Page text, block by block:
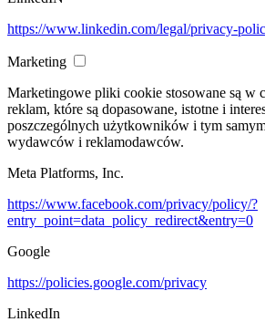
https://www.linkedin.com/legal/privacy-
Marketing
Marketingowe pliki cookie stosowane są w
reklam, które są dopasowane, istotne i
poszczególnych użytkowników i tym
wydawców i reklamodawców.
Meta Platforms, Inc.
https://www.facebook.com/privacy/policy/?
entry_point=data_policy_redirect&entry=0
Google
https://policies.google.com/privacy
LinkedIn